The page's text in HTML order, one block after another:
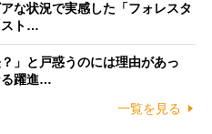
な状況で実感した「フォレスタ
スト…
」と戸惑うのには理由があっ
躍進…
一覧を見る